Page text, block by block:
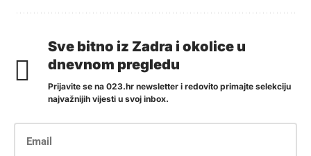
Sve bitno iz Zadra i okolice u
dnevnom pregledu
Prijavite se na 023.hr newsletter i redovito primajte selekciju
najvažnijih vijesti u svoj inbox.